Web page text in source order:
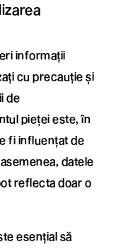
informații
cu precauție și
de
pieței este, în
fi influențat de
datele
reflecta doar o
esențial să